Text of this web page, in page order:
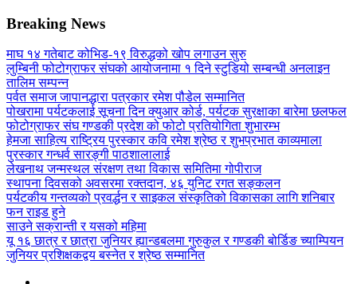
Breaking News
माघ १४ गतेबाट कोभिड-१९ विरुद्धको खोप लगाउन सुरु
लुम्बिनी फोटोग्राफर संघको आयोजनामा १ दिने स्टुडियो सम्बन्धी अनलाइन
तालिम सम्पन्न
पर्वत समाज जापानद्धारा पत्रकार रमेश पौडेल सम्मानित
पोखरामा पर्यटकलाई सूचना दिन क्युआर कोर्ड, पर्यटक सुरक्षाका बारेमा छलफल
फोटोग्राफर संघ गण्डकी प्रदेश को फोटो प्रतियोगिता शुभारम्भ
हेमजा साहित्य राष्ट्रिय पुरस्कार कवि रमेश श्रेष्ठ र शुभप्रभात काव्यमाला
पुरस्कार गन्धर्व सारङ्गी पाठशालालाई
लेखनाथ जन्मस्थल संरक्षण तथा विकास समितिमा गोपीराज
स्थापना दिवसको अवसरमा रक्तदान, ४६ युनिट रगत सङ्कलन
पर्यटकीय गन्तव्यको प्रवर्द्धन र साइकल संस्कृतिको विकासका लागि शनिबार
फन राइड हुने
साउने सक्रान्ती र यसको महिमा
यू १६ छात्र र छात्रा जुनियर ह्यान्डबलमा गुरुकुल र गण्डकी बोर्डिङ च्याम्पियन
जुनियर प्रशिक्षकद्वय बस्नेत र श्रेष्ठ सम्मानित